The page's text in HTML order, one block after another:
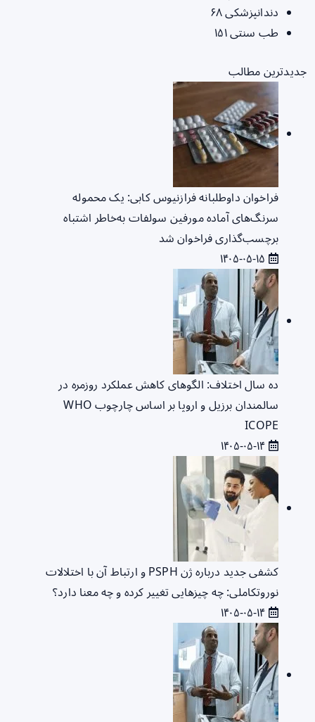
دندانپزشکی۶۸
طب سنتی۱۵۱
جدیدترین مطالب
فراخوان داوطلبانه فرازنیوس کابی: یک محموله
سرنگ‌های آماده مورفین سولفات به‌خاطر اشتباه
برچسب‌گذاری فراخوان شد
ده سال اختلاف: الگوهای کاهش عملکرد روزمره در
سالمندان برزیل و اروپا بر اساس چارچوب WHO
ICOPE
کشفی جدید درباره ژن PSPH و ارتباط آن با اختلالات
نوروتکاملی: چه چیزهایی تغییر کرده و چه معنا دارد؟